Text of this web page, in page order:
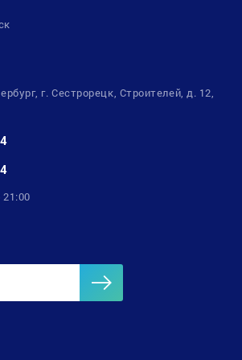
г. Сестрорецк, Строителей, д. 12,